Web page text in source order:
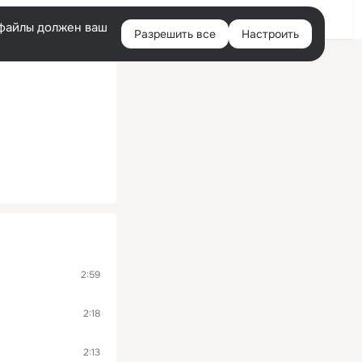
Войти
должен ваш Разрешить все Настроить
2:59
2:18
2:13